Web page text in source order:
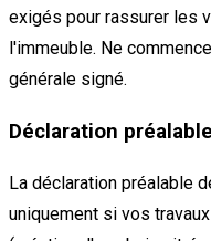
exigés pour rassurer les
l'immeuble. Ne
générale signé.
Déclaration
La déclaration préalable
uniquement si vos